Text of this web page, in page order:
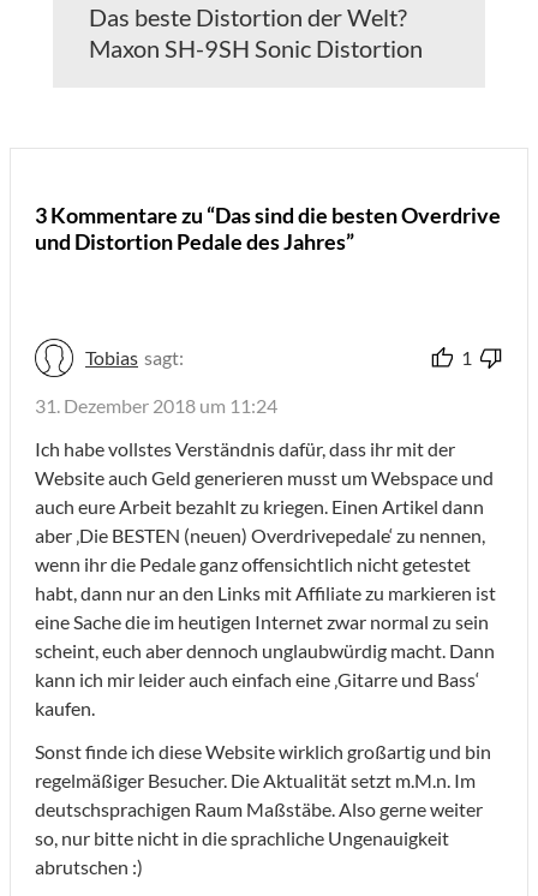
Das beste Distortion der Welt?
Maxon SH-9SH Sonic Distortion
3 Kommentare zu “Das sind die besten Overdrive
und Distortion Pedale des Jahres”
Tobias sagt: 1
31. Dezember 2018 um 11:24
Ich habe vollstes Verständnis dafür, dass ihr mit der
Website auch Geld generieren musst um Webspace und
auch eure Arbeit bezahlt zu kriegen. Einen Artikel dann
aber ‚Die BESTEN (neuen) Overdrivepedale‘ zu nennen,
wenn ihr die Pedale ganz offensichtlich nicht getestet
habt, dann nur an den Links mit Affiliate zu markieren ist
eine Sache die im heutigen Internet zwar normal zu sein
scheint, euch aber dennoch unglaubwürdig macht. Dann
kann ich mir leider auch einfach eine ‚Gitarre und Bass‘
kaufen.
Sonst finde ich diese Website wirklich großartig und bin
regelmäßiger Besucher. Die Aktualität setzt m.M.n. Im
deutschsprachigen Raum Maßstäbe. Also gerne weiter
so, nur bitte nicht in die sprachliche Ungenauigkeit
abrutschen :)